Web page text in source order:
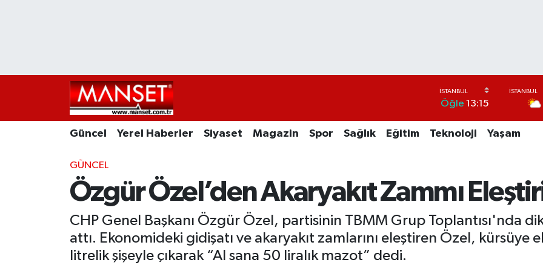
Öğle 13:15
Güncel Yerel Haberler Siyaset Magazin Spor Sağlık Eğitim Teknoloji Yaşam
GÜNCEL
Özgür Özel’den Akaryakıt Zammı
CHP Genel Başkanı Özgür Özel, partisinin TBMM Grup Toplantısı'nda
attı. Ekonomideki gidişatı ve akaryakıt zamlarını eleştiren Özel,
litrelik şişeyle çıkarak “Al sana 50 liralık mazot” dedi.
Kültür Sanat
Magazin
www.manset.com.tr
Yerel Haberler
Siyaset
Magazin
Teknoloji
Hava Durumu
Namaz Vakitleri
Trafik Durumu
Süper Lig Puan Durumu ve Fikstür
Tüm Manşetler
Son Dakika Haberleri
Haber Arşivi